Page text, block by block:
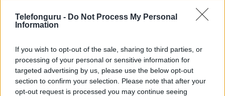
Telefonguru - Do Not Process My Personal
Information
If you wish to opt-out of the sale, sharing to third parties, or
processing of your personal or sensitive information for
targeted advertising by us, please use the below opt-out
section to confirm your selection. Please note that after your
opt-out request is processed you may continue seeing
ALKALMAZÁSOK ÉS ÉRZÉKELŐK
Java
Flash/Ujjlenyomat olvasó Nincs
SNS integráció alap szolgáltatás
Organizer alap szolgáltatás